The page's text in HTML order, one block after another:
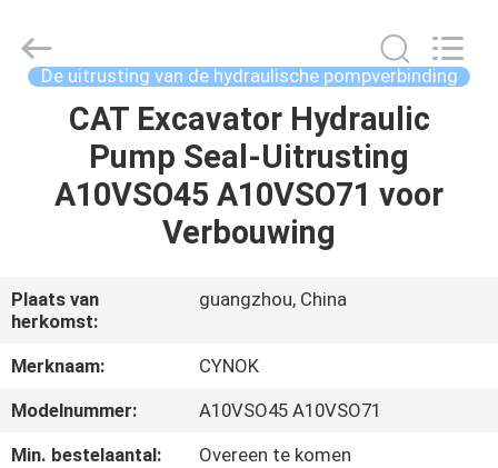
PRODUCTEN
ONS
FABRIEKSREIS
KWALITEITSCONTROLE
Industrial
Trade
De uitrusting van de hydraulische pompverbinding
CAT Excavator Hydraulic
Pump Seal-Uitrusting
A10VSO45 A10VSO71 voor
Verbouwing
Plaats van
herkomst:
guangzhou, China
Merknaam:
CYNOK
Modelnummer:
A10VSO45 A10VSO71
Min. bestelaantal:
Overeen te komen